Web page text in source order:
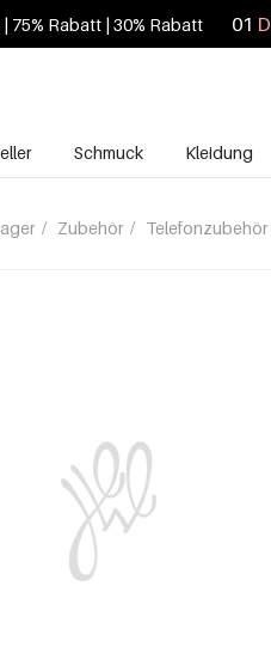
75% Rabatt | 30% Rabatt 01 D
Schmuck Kleidung
/ Zubehör / Telefonzubehör